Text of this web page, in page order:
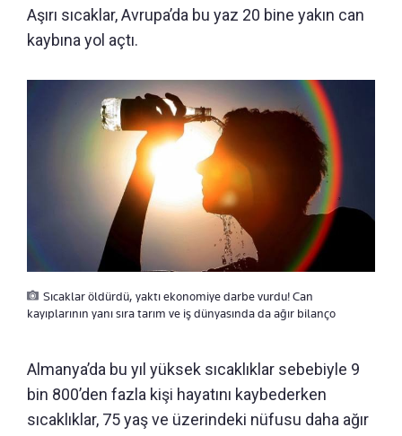
Aşırı sıcaklar, Avrupa’da bu yaz 20 bine yakın can
kaybına yol açtı.
Sıcaklar öldürdü, yaktı ekonomiye darbe vurdu! Can
kayıplarının yanı sıra tarım ve iş dünyasında da ağır bilanço
Almanya’da bu yıl yüksek sıcaklıklar sebebiyle 9
bin 800’den fazla kişi hayatını kaybederken
sıcaklıklar, 75 yaş ve üzerindeki nüfusu daha ağır